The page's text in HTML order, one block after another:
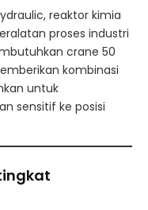
reaktor kimia
proses industri
crane 50
kombinasi
untuk
sensitif ke posisi